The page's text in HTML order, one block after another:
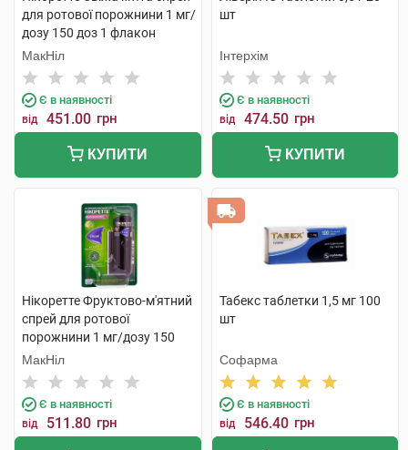
для ротової порожнини 1 мг/
дозу 150 доз 1 флакон
МакНіл
Є в наявності
від 451.00 грн
КУПИТИ
шт
Інтерхім
Є в наявності
від 474.50 грн
КУПИТИ
Нікоретте Фруктово-м'ятний
спрей для ротової
порожнини 1 мг/дозу 150
доз 1 флакон
МакНіл
Є в наявності
від 511.80 грн
Табекс таблетки 1,5 мг 100
шт
Софарма
Є в наявності
від 546.40 грн